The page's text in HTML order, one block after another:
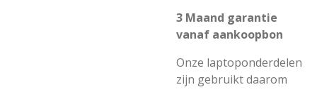
3 Maand garantie
vanaf aankoopbon
Onze laptoponderdelen
zijn gebruikt daarom